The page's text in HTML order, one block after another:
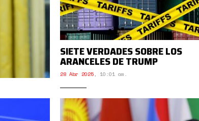
SIETE VERDADES SOBRE LOS
ARANCELES DE TRUMP
28 Abr 2025, 10:01 am.